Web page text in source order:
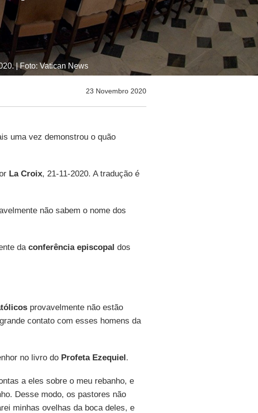
| Foto: Vatican News
23 Novembro 2020
uma vez demonstrou o quão
La Croix, 21-11-2020. A tradução é
não sabem o nome dos
da conferência episcopal dos
provavelmente não estão
contato com esses homens da
no livro do Profeta Ezequiel.
a eles sobre o meu rebanho, e
Desse modo, os pastores não
minhas ovelhas da boca deles, e